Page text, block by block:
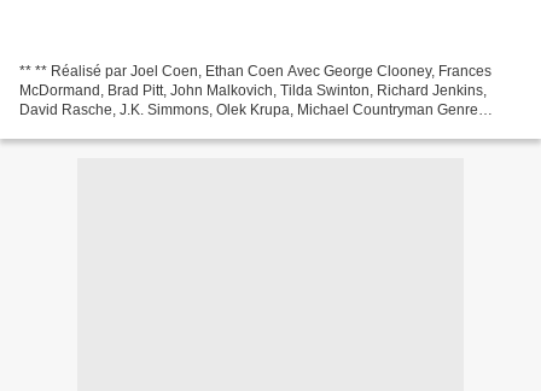
** ** Réalisé par Joel Coen, Ethan Coen Avec George Clooney, Frances
McDormand, Brad Pitt, John Malkovich, Tilda Swinton, Richard Jenkins,
David Rasche, J.K. Simmons, Olek Krupa, Michael Countryman Genre